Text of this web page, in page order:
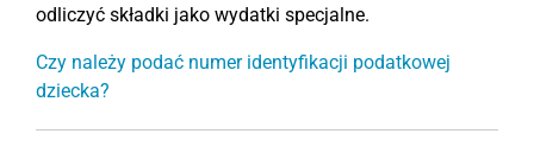
odliczyć składki jako wydatki specjalne.
Czy należy podać numer identyfikacji podatkowej
dziecka?